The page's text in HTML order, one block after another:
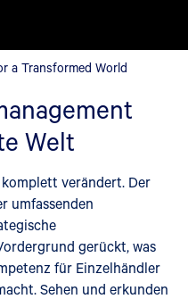
World
a Transformed World
Welt
verändert. Der
umfassenden
gerückt, was
für Einzelhändler
Sehen und erkunden